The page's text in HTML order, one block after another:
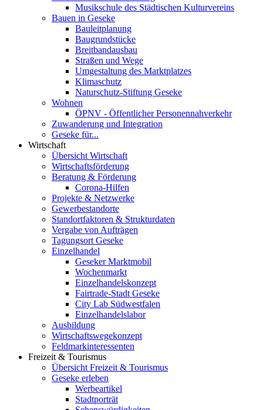
Musikschule des Städtischen Kulturvereins
Bauen in Geseke
Bauleitplanung
Baugrundstücke
Breitbandausbau
Straßen und Wege
Umgestaltung des Marktplatzes
Klimaschutz
Naturschutz-Stiftung Geseke
Wohnen
ÖPNV - Öffentlicher Personennahverkehr
Zuwanderung und Integration
Geseke für...
Wirtschaft
Übersicht Wirtschaft
Wirtschaftsförderung
Beratung & Förderung
Corona-Hilfen
Projekte & Netzwerke
Gewerbestandorte
Standortfaktoren & Strukturdaten
Vergabe von Aufträgen
Tagungsort Geseke
Einzelhandel
Geseker Marktmobil
Wochenmarkt
Einzelhandelskonzept
Fairtrade-Stadt Geseke
City Lab Südwestfalen
Einzelhandelslabor
Ausbildung
Wirtschaftswegekonzept
Feldmarkinteressenten
Freizeit & Tourismus
Übersicht Freizeit & Tourismus
Geseke erleben
Werbeartikel
Stadtporträt